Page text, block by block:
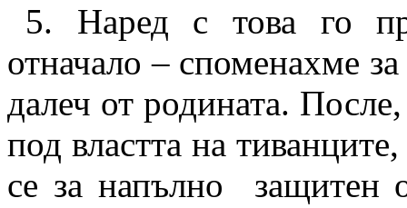
5. Наред с това го
отначало – споменахме
далеч от родината.
под властта на
се за напълно
защитен